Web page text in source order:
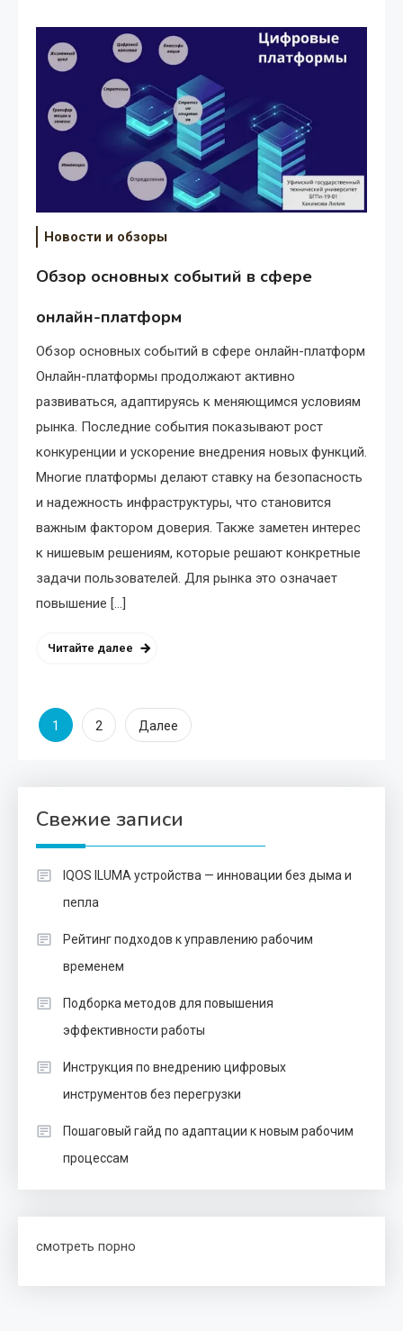
Новости и обзоры
Обзор основных событий в сфере
онлайн-платформ
Обзор основных событий в сфере онлайн-платформ
Онлайн-платформы продолжают активно
развиваться, адаптируясь к меняющимся условиям
рынка. Последние события показывают рост
конкуренции и ускорение внедрения новых функций.
Многие платформы делают ставку на безопасность
и надежность инфраструктуры, что становится
важным фактором доверия. Также заметен интерес
к нишевым решениям, которые решают конкретные
задачи пользователей. Для рынка это означает
повышение […]
Читайте далее
Пагинация
1 2 Далее
Свежие записи
IQOS ILUMA устройства — инновации без дыма и
пепла
Рейтинг подходов к управлению рабочим
временем
Подборка методов для повышения
эффективности работы
Инструкция по внедрению цифровых
инструментов без перегрузки
Пошаговый гайд по адаптации к новым рабочим
процессам
смотреть порно